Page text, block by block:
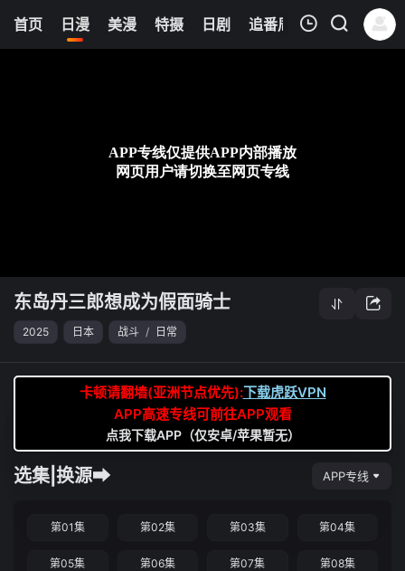
首页 日漫 美漫 特摄 日剧 追番周表 今日更新
0
清空
东岛丹三郎想成为假面骑士
2025 日本 战斗 / 日常
卡顿请翻墙(亚洲节点优先):下载虎跃VPN
APP高速专线可前往APP观看
点我下载APP（仅安卓/苹果暂无）
选集|换源➡ APP专线
第01集 第02集 第03集 第04集
第05集 第06集 第07集 第08集